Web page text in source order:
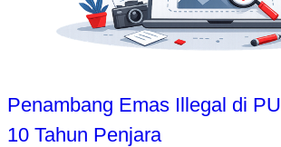
Penambang Emas Illegal di
10 Tahun Penjara